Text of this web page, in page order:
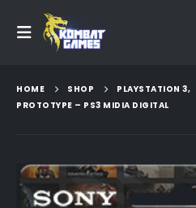
HOME SHOP PLAYSTATION 3,
PROTOTYPE – PS3 MIDIA DIGITAL